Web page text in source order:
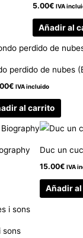
5.00€ IVA
Añadir al
perdido de nubes
€ IVA incluido
al carrito
Duc un
15.00€ IVA
Añadir
sons